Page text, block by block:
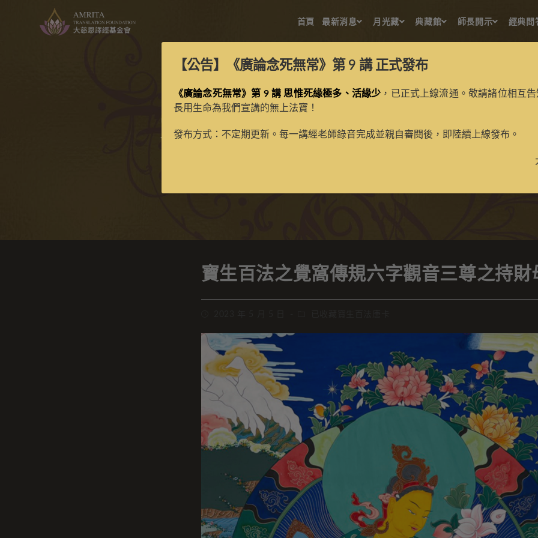
首頁 最新消息 月光藏 典藏館 師長開示 經典問
寶生百法之覺窩傳規六字觀音三尊之
寶生百法之覺窩傳規六字觀音三尊之持財
【公告】 《廣論念死無常》第 9 講正式發布
《廣論念死無常》第 9 講 思惟死緣極多、活緣少 ，已正式上線流通。敬請諸位相互
長用生命為我們宣講的無上法寶！
發布方式：不定期更新。每一講經老師錄音完成並親自審閱後，即陸續上線發布。